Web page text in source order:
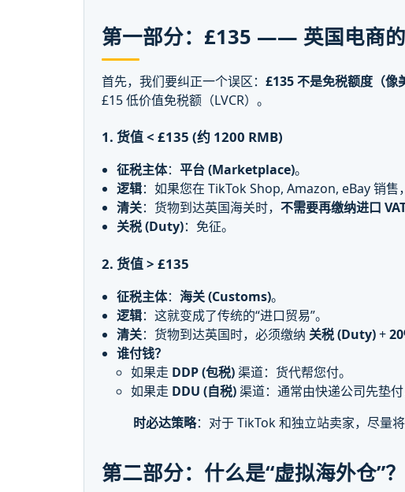
第一部分：£135 —— 英国电商的
首先，我们要纠正一个误区：£135 不是免税额度（像
£15 低价值免税额（LVCR）。
1. 货值 < £135 (约 1200 RMB)
征税主体： 平台 (Marketplace)。
逻辑：如果您在 TikTok Shop, Amazon, eBay 销售，
清关：货物到达英国海关时， 不需要再缴纳进口
关税 (Duty)：免征。
2. 货值 > £135
征税主体： 海关 (Customs)。
逻辑：这就变成了传统的“进口贸易”。
清关：货物到达英国时，必须缴纳 关税 (Duty)+
谁付钱？
如果走 DDP (包税) 渠道：货代帮您付。
如果走 DDU (自税) 渠道：通常由快递公司先垫
时必达策略：对于 TikTok 和独立站卖家，尽量
第二部分：什么是“虚拟海外仓”？